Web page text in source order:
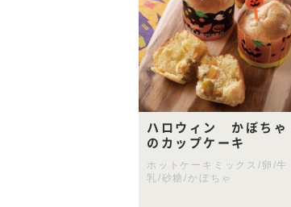
ハロウィン かぼちゃ
のカップケーキ
ホットケーキミックス/卵/牛
乳/砂糖/かぼちゃ